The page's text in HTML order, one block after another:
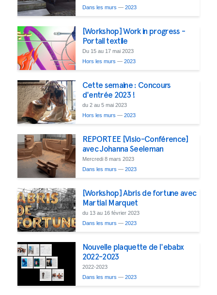
Dans les murs — 2023
[Workshop] Work in progress -
Portail textile
Du 15 au 17 mai 2023
Hors les murs — 2023
Cette semaine : Concours
d'entrée 2023 !
du 2 au 5 mai 2023
Hors les murs — 2023
REPORTEE [Visio-Conférence]
avec Johanna Seeleman
Mercredi 8 mars 2023
Dans les murs — 2023
[Workshop] Abris de fortune avec
Martial Marquet
du 13 au 16 février 2023
Dans les murs — 2023
Nouvelle plaquette de l'ebabx
2022-2023
2022-2023
Dans les murs — 2023